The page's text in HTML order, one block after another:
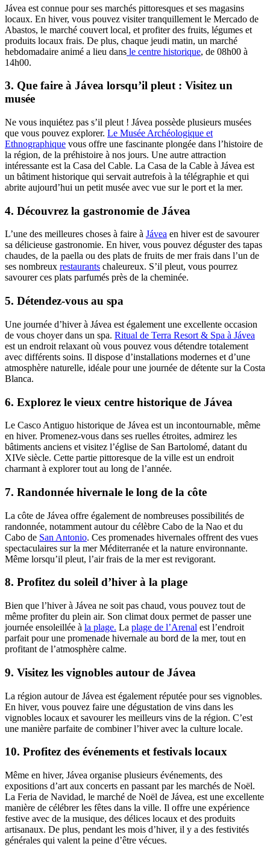
Jávea est connue pour ses marchés pittoresques et ses magasins
locaux. En hiver, vous pouvez visiter tranquillement le Mercado de
Abastos, le marché couvert local, et profiter des fruits, légumes et
produits locaux frais. De plus, chaque jeudi matin, un marché
hebdomadaire animé a lieu dans le centre historique, de 08h00 à
14h00.
3. Que faire à Jávea lorsqu’il pleut : Visitez un
musée
Ne vous inquiétez pas s’il pleut ! Jávea possède plusieurs musées
que vous pouvez explorer. Le Musée Archéologique et
Ethnographique vous offre une fascinante plongée dans l’histoire de
la région, de la préhistoire à nos jours. Une autre attraction
intéressante est la Casa del Cable. La Casa de la Cable à Jávea est
un bâtiment historique qui servait autrefois à la télégraphie et qui
abrite aujourd’hui un petit musée avec vue sur le port et la mer.
4. Découvrez la gastronomie de Jávea
L’une des meilleures choses à faire à Jávea en hiver est de savourer
sa délicieuse gastronomie. En hiver, vous pouvez déguster des tapas
chaudes, de la paella ou des plats de fruits de mer frais dans l’un de
ses nombreux restaurants chaleureux. S’il pleut, vous pourrez
savourer ces plats parfumés près de la cheminée.
5. Détendez-vous au spa
Une journée d’hiver à Jávea est également une excellente occasion
de vous choyer dans un spa. Ritual de Terra Resort & Spa à Jávea
est un endroit relaxant où vous pouvez vous détendre totalement
avec différents soins. Il dispose d’installations modernes et d’une
atmosphère naturelle, idéale pour une journée de détente sur la Costa
Blanca.
6. Explorez le vieux centre historique de Jávea
Le Casco Antiguo historique de Jávea est un incontournable, même
en hiver. Promenez-vous dans ses ruelles étroites, admirez les
bâtiments anciens et visitez l’église de San Bartolomé, datant du
XIVe siècle. Cette partie pittoresque de la ville est un endroit
charmant à explorer tout au long de l’année.
7. Randonnée hivernale le long de la côte
La côte de Jávea offre également de nombreuses possibilités de
randonnée, notamment autour du célèbre Cabo de la Nao et du
Cabo de San Antonio. Ces promenades hivernales offrent des vues
spectaculaires sur la mer Méditerranée et la nature environnante.
Même lorsqu’il pleut, l’air frais de la mer est revigorant.
8. Profitez du soleil d’hiver à la plage
Bien que l’hiver à Jávea ne soit pas chaud, vous pouvez tout de
même profiter du plein air. Son climat doux permet de passer une
journée ensoleillée à la plage. La plage de l’Arenal est l’endroit
parfait pour une promenade hivernale au bord de la mer, tout en
profitant de l’atmosphère calme.
9. Visitez les vignobles autour de Jávea
La région autour de Jávea est également réputée pour ses vignobles.
En hiver, vous pouvez faire une dégustation de vins dans les
vignobles locaux et savourer les meilleurs vins de la région. C’est
une manière parfaite de combiner l’hiver avec la culture locale.
10. Profitez des événements et festivals locaux
Même en hiver, Jávea organise plusieurs événements, des
expositions d’art aux concerts en passant par les marchés de Noël.
La Feria de Navidad, le marché de Noël de Jávea, est une excellente
manière de célébrer les fêtes dans la ville. Il offre une expérience
festive avec de la musique, des délices locaux et des produits
artisanaux. De plus, pendant les mois d’hiver, il y a des festivités
générales qui valent la peine d’être vécues.